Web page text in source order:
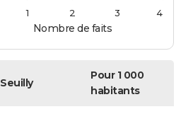
Nombre de faits
1 2 3 4
Seuilly
Pour 1 000
habitants